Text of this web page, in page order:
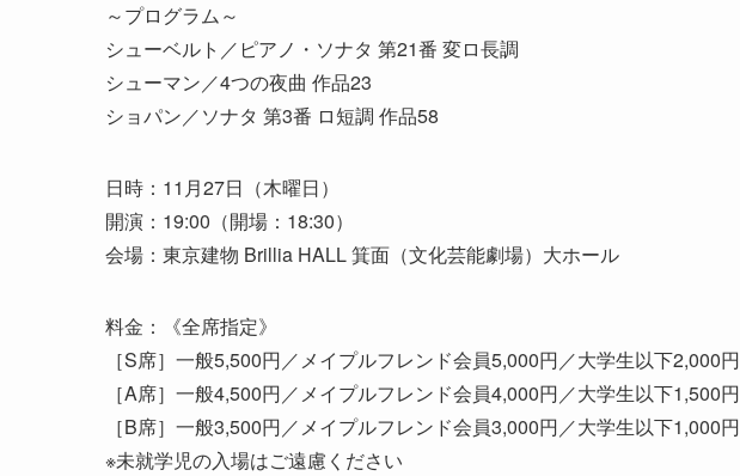
～プログラム～
シューベルト／ピアノ・ソナタ 第21番 変ロ長調
シューマン／4つの夜曲 作品23
ショパン／ソナタ 第3番 ロ短調 作品58
日時：11月27日（木曜日）
開演：19:00（開場：18:30）
会場：東京建物 Brillia HALL 箕面（文化芸能劇場）大ホール
料金：《全席指定》
［S席］一般5,500円／メイプルフレンド会員5,000円／大学生以下2,000円
［A席］一般4,500円／メイプルフレンド会員4,000円／大学生以下1,500円
［B席］一般3,500円／メイプルフレンド会員3,000円／大学生以下1,000円
※未就学児の入場はご遠慮ください